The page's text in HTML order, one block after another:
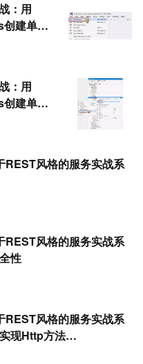
：用
建单页
：用
建单页
风格的服务实战系
风格的服务实战系
性
风格的服务实战系
现Http方法